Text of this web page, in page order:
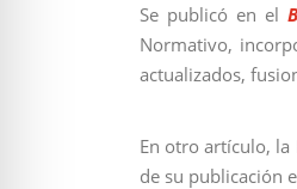
Se publicó en el
Normativo,
actualizados,
En otro artículo, la
de su publicación